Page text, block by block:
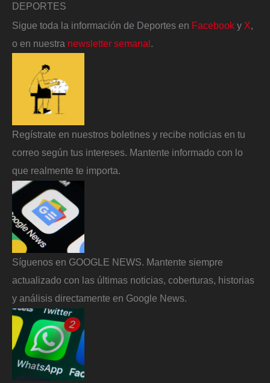
DEPORTES
Sigue toda la información de Deportes en Facebook y X,
o en nuestra newsletter semanal.
Regístrate en nuestros boletines y recibe noticias en tu
correo según tus intereses. Mantente informado con lo
que realmente te importa.
Síguenos en GOOGLE NEWS. Mantente siempre
actualizado con las últimas noticias, coberturas, historias
y análisis directamente en Google News.